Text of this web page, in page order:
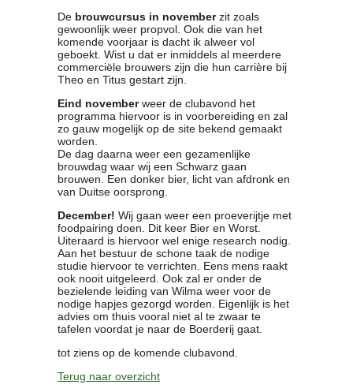
De brouwcursus in novemberzit zoals
gewoonlijk weer propvol. Ook die van het
komende voorjaar is dacht ik alweer vol
geboekt. Wist u dat er inmiddels al meerdere
commerciële brouwers zijn die hun carrière bij
Theo en Titus gestart zijn.
Eind novemberweer de clubavond het
programma hiervoor is in voorbereiding en zal
zo gauw mogelijk op de site bekend gemaakt
worden.
De dag daarna weer een gezamenlijke
brouwdag waar wij een Schwarz gaan
brouwen. Een donker bier, licht van afdronk en
van Duitse oorsprong.
December! Wij gaan weer een proeverijtje met
foodpairing doen. Dit keer Bier en Worst.
Uiteraard is hiervoor wel enige research nodig.
Aan het bestuur de schone taak de nodige
studie hiervoor te verrichten. Eens mens raakt
ook nooit uitgeleerd. Ook zal er onder de
bezielende leiding van Wilma weer voor de
nodige hapjes gezorgd worden. Eigenlijk is het
advies om thuis vooral niet al te zwaar te
tafelen voordat je naar de Boerderij gaat.
tot ziens op de komende clubavond.
Terug naar overzicht